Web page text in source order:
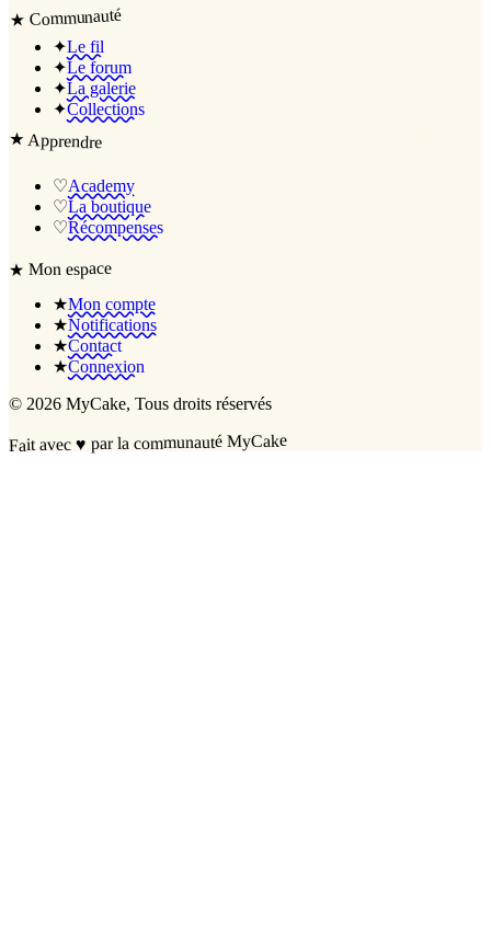
★ Communauté
✦Le fil
✦Le forum
✦La galerie
✦Collections
★Apprendre
♡Academy
♡La boutique
♡Récompenses
★Mon espace
★Mon compte
★Notifications
★Contact
★Connexion
© 2026 MyCake, Tous droits réservés
Fait avec♥ par la communauté MyCake